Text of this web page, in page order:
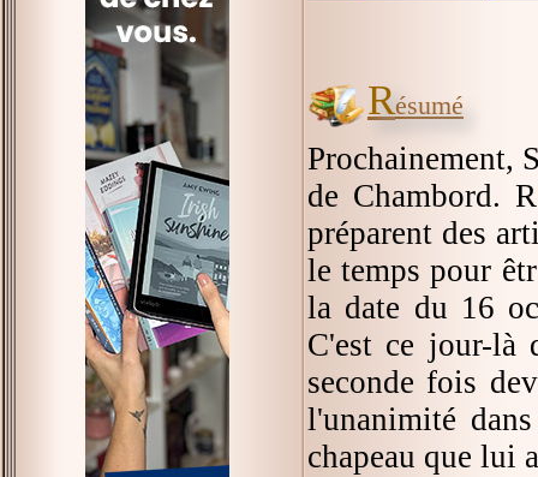
Résumé
Prochainement,
de Chambord.
préparent des
le temps pour
la date du 16
C'est ce jour-là
seconde fois
l'unanimité
chapeau que lui